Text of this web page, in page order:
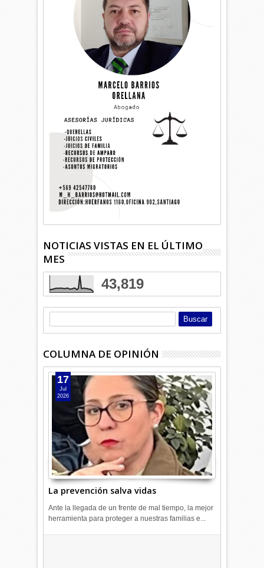
NOTICIAS VISTAS EN EL ÚLTIMO
MES
43,819
COLUMNA DE OPINIÓN
La prevención salva vidas
17
Jul
2026
Ante la llegada de un frente de mal tiempo, la mejor
herramienta para proteger a nuestras familias e...